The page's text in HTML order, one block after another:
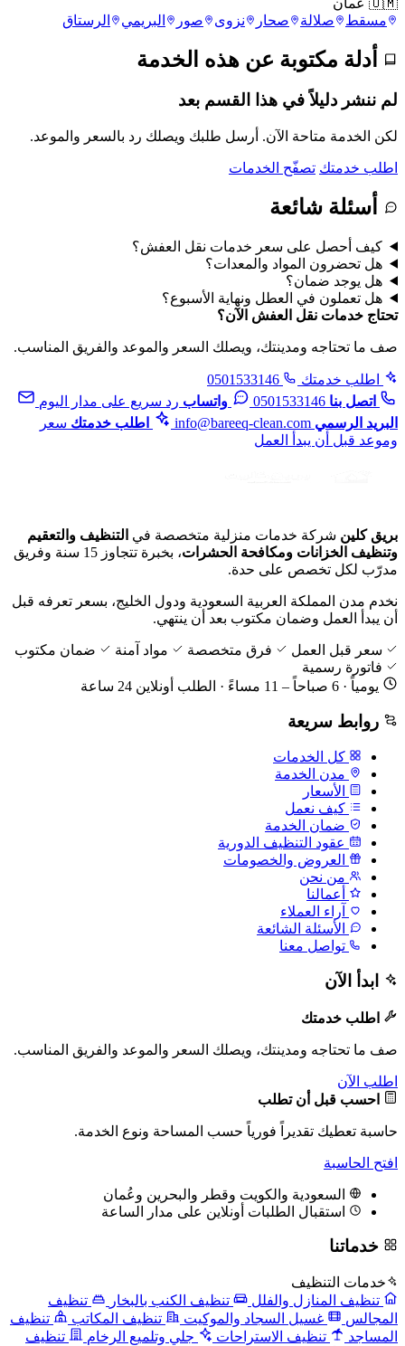
🇴🇲 عُمان
مسقط
صلالة صحار نزوى صور البريمي الرستاق
أدلة مكتوبة عن هذه الخدمة
لم ننشر دليلاً في هذا القسم بعد
لكن الخدمة متاحة الآن. أرسل طلبك ويصلك رد بالسعر والموعد.
اطلب خدمتك تصفّح الخدمات
أسئلة شائعة
كيف أحصل على سعر خدمات نقل العفش؟
هل تحضرون المواد والمعدات؟
هل يوجد ضمان؟
هل تعملون في العطل ونهاية الأسبوع؟
تحتاج خدمات نقل العفش الآن؟
صف ما تحتاجه ومدينتك، ويصلك السعر والموعد والفريق المناسب.
اطلب خدمتك
0501533146
اتصل بنا 0501533146 واتساب رد سريع على مدار اليوم
البريد الرسمي info@bareeq-clean.com اطلب خدمتك سعر
وموعد قبل أن يبدأ العمل
بريق كلين شركة خدمات منزلية متخصصة في التنظيف والتعقيم
وتنظيف الخزانات ومكافحة الحشرات
، بخبرة تتجاوز 15 سنة وفريق
مدرّب لكل تخصص على حدة.
نخدم مدن المملكة العربية السعودية ودول الخليج، بسعر تعرفه قبل
أن يبدأ العمل وضمان مكتوب بعد أن ينتهي.
سعر قبل العمل فرق متخصصة مواد آمنة
ضمان مكتوب
فاتورة رسمية
يومياً · 6 صباحاً – 11 مساءً · الطلب أونلاين 24 ساعة
روابط سريعة
كل الخدمات
مدن الخدمة
الأسعار
كيف نعمل
ضمان الخدمة
عقود التنظيف الدورية
العروض والخصومات
من نحن
أعمالنا
آراء العملاء
الأسئلة الشائعة
تواصل معنا
ابدأ الآن
اطلب خدمتك
صف ما تحتاجه ومدينتك، ويصلك السعر والموعد والفريق المناسب.
اطلب الآن
احسب قبل أن تطلب
حاسبة تعطيك تقديراً فورياً حسب المساحة ونوع الخدمة.
افتح الحاسبة
السعودية والكويت وقطر والبحرين وعُمان
استقبال الطلبات أونلاين على مدار الساعة
خدماتنا
خدمات التنظيف
تنظيف المنازل والفلل
تنظيف الكنب بالبخار
تنظيف
المجالس
غسيل السجاد والموكيت تنظيف المكاتب
تنظيف
المساجد
تنظيف الاستراحات جلي وتلميع الرخام
تنظيف